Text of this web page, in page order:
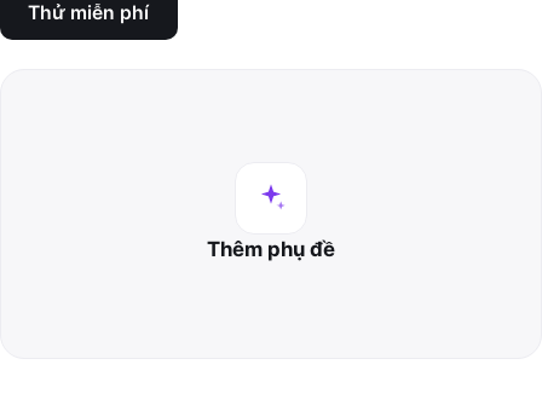
Thử miễn phí
Thêm phụ đề